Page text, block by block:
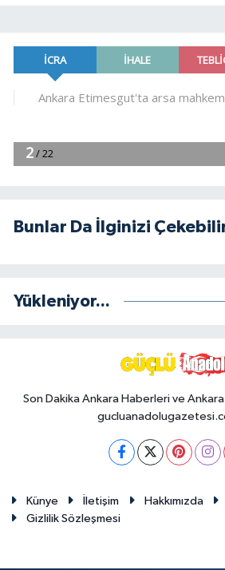
Bunlar Da İlginizi
Yükleniyor...
Son Dakika Ankara Haberleri ve
Künye İletişim Hakkımızda
Gizlilik Sözleşmesi